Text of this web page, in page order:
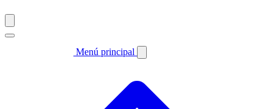
Menú principal